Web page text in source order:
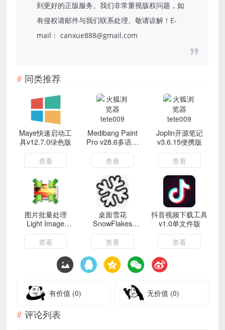
到更好的正版服务。我们非常重视版权问题，如
有侵权请邮件与我们联系处理。敬请谅解！E-
mail： canxue888@gmail.com
同类推荐
Maye快速启动工
具v12.7.0绿色版
查看
Medibang Paint
Pro v28.6多语言
版
查看
Joplin开源笔记
v3.6.15便携版
查看
图片批量处理
Light Image
Resizer
v7.6.4.173
查看
桌面雪花
SnowFlakes
v2.0.0绿色汉化版
查看
抖音视频下载工具
v1.0单文件版
查看
有价值 (0) 无价值 (0)
评论列表